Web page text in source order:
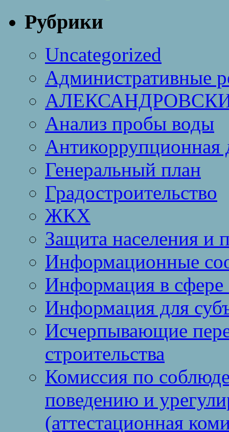
Рубрики
Uncategorized
Административные
Анализ пробы воды
Антикоррупционная
Генеральный план
Градостроительство
ЖКХ
Защита населения
Информационные
Информация в сфере
Информация для
Исчерпывающие
строительства
Комиссия по
поведению и
(аттестационная